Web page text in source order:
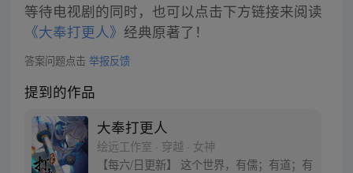
等待电视剧的同时，也可以点击下方链接来阅读
《大奉打更人》 经典原著了！
答案问题点击 举报反馈
提到的作品
大奉打更人
绘远工作室 · 穿越 · 女神
【每六/日更新】 这个世界，有儒；有道；有